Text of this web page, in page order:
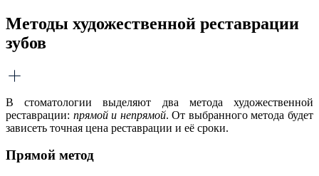
Методы художественной реставрации
зубов
В стоматологии выделяют два метода художественной
реставрации: прямой и непрямой. От выбранного метода будет
зависеть точная цена реставрации и её сроки.
Прямой метод